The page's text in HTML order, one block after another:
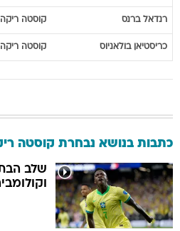
רנדאל ברנס קוסטה ריקה
כריסטיאן בולאניוס קוסטה ריקה
כתבות בנושא נבחרת קוסטה
שלב